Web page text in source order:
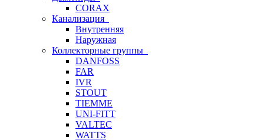
CORAX
Канализация
Внутренняя
Наружная
Коллекторные группы
DANFOSS
FAR
IVR
STOUT
TIEMME
UNI-FITT
VALTEC
WATTS